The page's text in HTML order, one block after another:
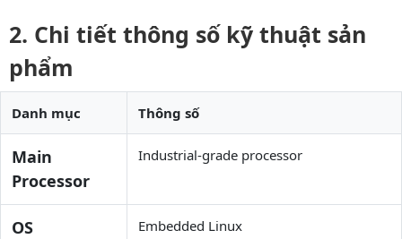
Chi tiết thông số kỹ thuật sản
phẩm
Danh mục Thông số
Main
Processor
Industrial-grade processor
OS Embedded Linux